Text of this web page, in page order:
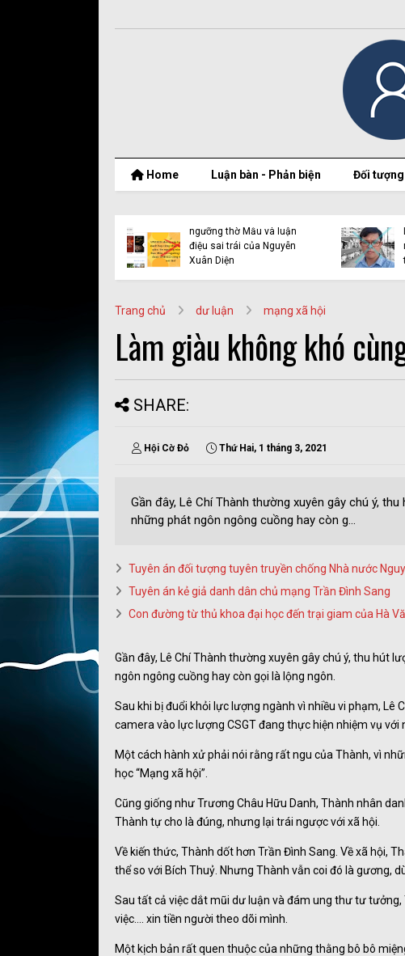
Home Luận bàn - Phản biện Đối tượng
Đình Thắng và BPSOS
sau lớp mặt nạ nhân
quyền
định dẫn
đằng sau
trích từ
Trang chủ dư luận mạng xã hội
Làm giàu không khó
SHARE:
Hội Cờ Đỏ Thứ Hai, 1 tháng 3, 2021
Gần đây, Lê Chí Thành thường xuyên gây chú ý,
những phát ngôn ngông cuồng hay còn g...
Tuyên án đối tượng tuyên truyền chống Nhà nước
Tuyên án kẻ giả danh dân chủ mạng Trần Đình Sang
Con đường từ thủ khoa đại học đến trại giam của Hà
Gần đây, Lê Chí Thành thường xuyên gây chú ý, thu hút
ngôn ngông cuồng hay còn gọi là lộng ngôn.
Sau khi bị đuổi khỏi lực lượng ngành vì nhiều vi phạm, Lê
camera vào lực lượng CSGT đang thực hiện nhiệm vụ với
Một cách hành xử phải nói rằng rất ngu của Thành, vì
học “Mạng xã hội”.
Cũng giống như Trương Châu Hữu Danh, Thành nhân
Thành tự cho là đúng, nhưng lại trái ngược với xã hội.
Về kiến thức, Thành dốt hơn Trần Đình Sang. Về xã hội,
thể so với Bích Thuỷ. Nhưng Thành vẫn coi đó là gương,
Sau tất cả việc dắt mũi dư luận và đám ung thư tư
việc…. xin tiền người theo dõi mình.
Một kịch bản rất quen thuộc của những thằng bô bô